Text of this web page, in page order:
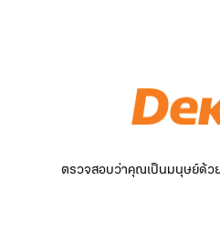
ตรวจสอบว่าคุณเป็นมนุษย์ด้ว